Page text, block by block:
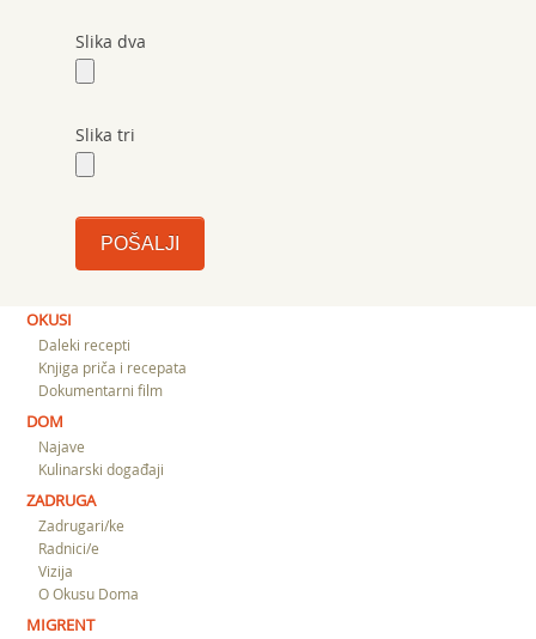
Slika dva
Slika tri
OKUSI
Daleki recepti
Knjiga priča i recepata
Dokumentarni film
DOM
Najave
Kulinarski događaji
ZADRUGA
Zadrugari/ke
Radnici/e
Vizija
O Okusu Doma
MIGRENT